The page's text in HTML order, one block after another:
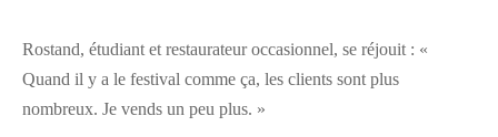
Rostand, étudiant et restaurateur occasionnel, se réjouit : «
Quand il y a le festival comme ça, les clients sont plus
nombreux. Je vends un peu plus. »